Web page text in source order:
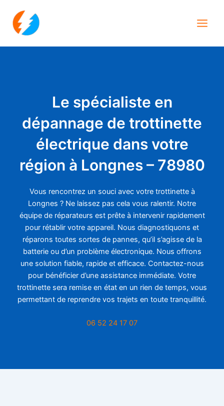
contenu
Le spécialiste en
dépannage de trottinette
électrique dans votre
région à Longnes – 78980
Vous rencontrez un souci avec votre trottinette à
Longnes ? Ne laissez pas cela vous ralentir. Notre
équipe de réparateurs est prête à intervenir rapidement
pour rétablir votre appareil. Nous diagnostiquons et
réparons toutes sortes de pannes, qu’il s’agisse de la
batterie ou d’un problème électronique. Nous offrons
une solution fiable, rapide et efficace. Contactez-nous
pour bénéficier d’une assistance immédiate. Votre
trottinette sera remise en état en un rien de temps, vous
permettant de reprendre vos trajets en toute tranquillité.
06 52 24 17 07